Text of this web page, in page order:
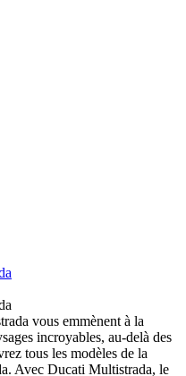
vous emmènent à la
incroyables, au-delà des
tous les modèles de la
Avec Ducati Multistrada, le